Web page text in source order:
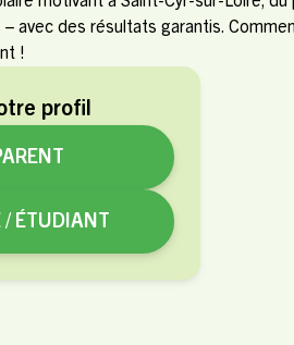
avec des résultats garantis.
!
profil
/ ÉTUDIANT